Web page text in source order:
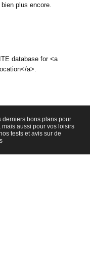
plus encore.
database for <a
a>.
derniers bons plans pour
aussi pour vos loisirs
tests et avis sur de